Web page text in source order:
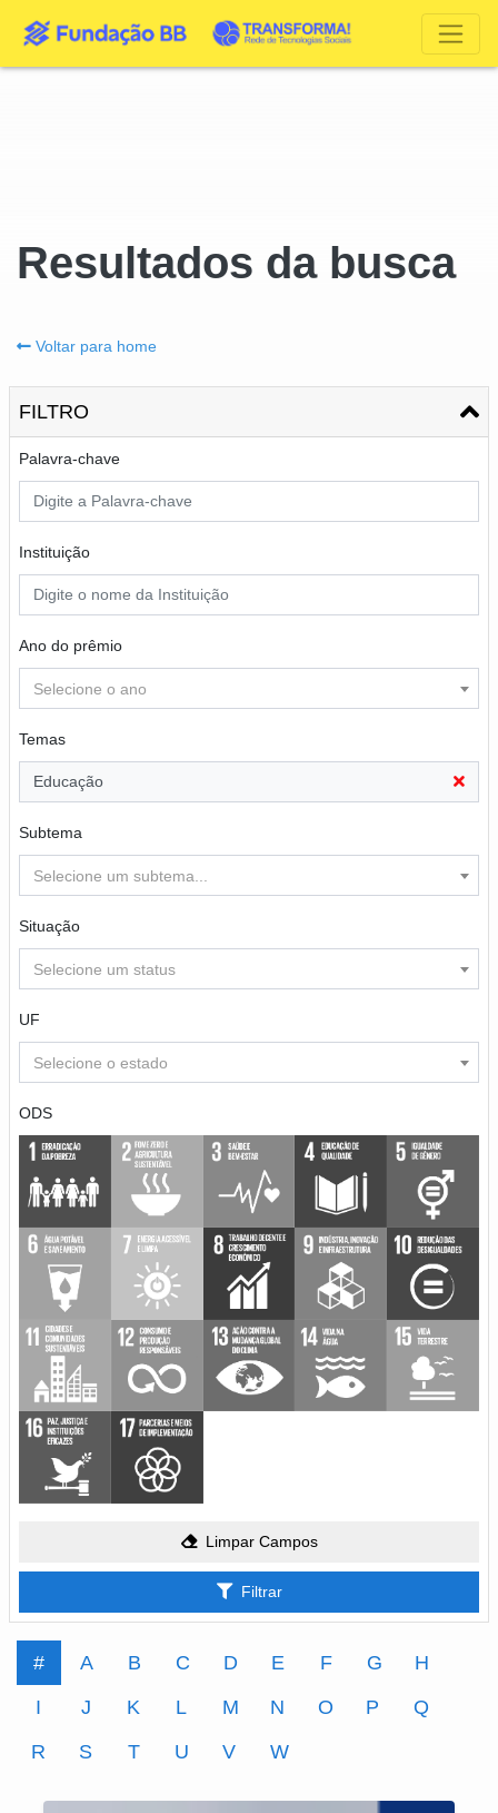
Resultados da busca
Voltar para home
FILTRO
Palavra-chave
Instituição
Ano do prêmio
Selecione o ano
Temas
Educação
Subtema
Selecione um subtema...
Situação
Selecione um status
UF
Selecione o estado
ODS
Limpar Campos
Filtrar
# A B C D E F G
H
I
J K L M N O P
Q
R
S T U V W